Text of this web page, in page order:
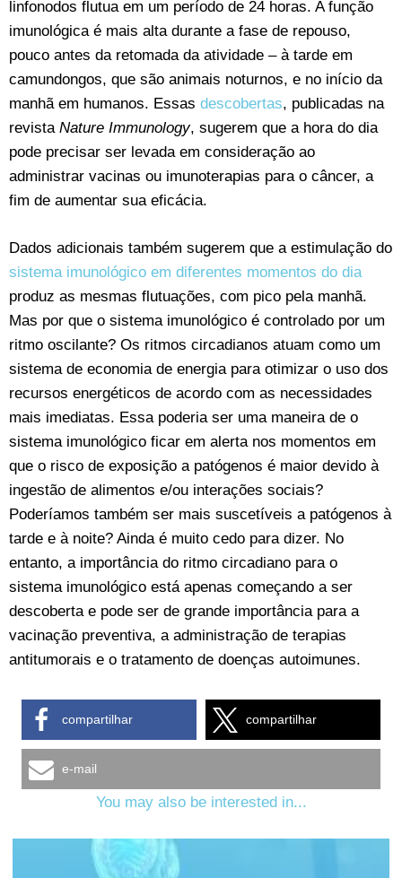
linfonodos flutua em um período de 24 horas. A função
imunológica é mais alta durante a fase de repouso,
pouco antes da retomada da atividade – à tarde em
camundongos, que são animais noturnos, e no início da
manhã em humanos. Essas descobertas, publicadas na
revista Nature Immunology, sugerem que a hora do dia
pode precisar ser levada em consideração ao
administrar vacinas ou imunoterapias para o câncer, a
fim de aumentar sua eficácia.
Dados adicionais também sugerem que a estimulação do
sistema imunológico em diferentes momentos do dia
produz as mesmas flutuações, com pico pela manhã.
Mas por que o sistema imunológico é controlado por um
ritmo oscilante? Os ritmos circadianos atuam como um
sistema de economia de energia para otimizar o uso dos
recursos energéticos de acordo com as necessidades
mais imediatas. Essa poderia ser uma maneira de o
sistema imunológico ficar em alerta nos momentos em
que o risco de exposição a patógenos é maior devido à
ingestão de alimentos e/ou interações sociais?
Poderíamos também ser mais suscetíveis a patógenos à
tarde e à noite? Ainda é muito cedo para dizer. No
entanto, a importância do ritmo circadiano para o
sistema imunológico está apenas começando a ser
descoberta e pode ser de grande importância para a
vacinação preventiva, a administração de terapias
antitumorais e o tratamento de doenças autoimunes.
compartilhar compartilhar
e-mail
You may also be interested in...